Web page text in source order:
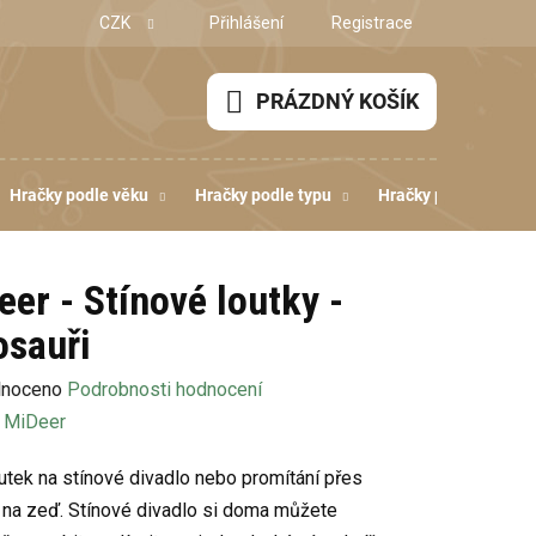
CZK Přihlášení Registrace
NÁKUPNÍ
KOŠÍK
PRÁZDNÝ KOŠÍK
Hračky podle věku Hračky podle typu Hračky podle
- Stínové loutky -
Podrobnosti hodnocení
MiDeer
na stínové divadlo nebo promítání přes
zeď. Stínové divadlo si doma můžete